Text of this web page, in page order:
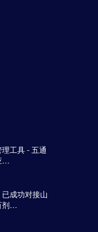
工具 - 五通
…
成功对接山
剂…